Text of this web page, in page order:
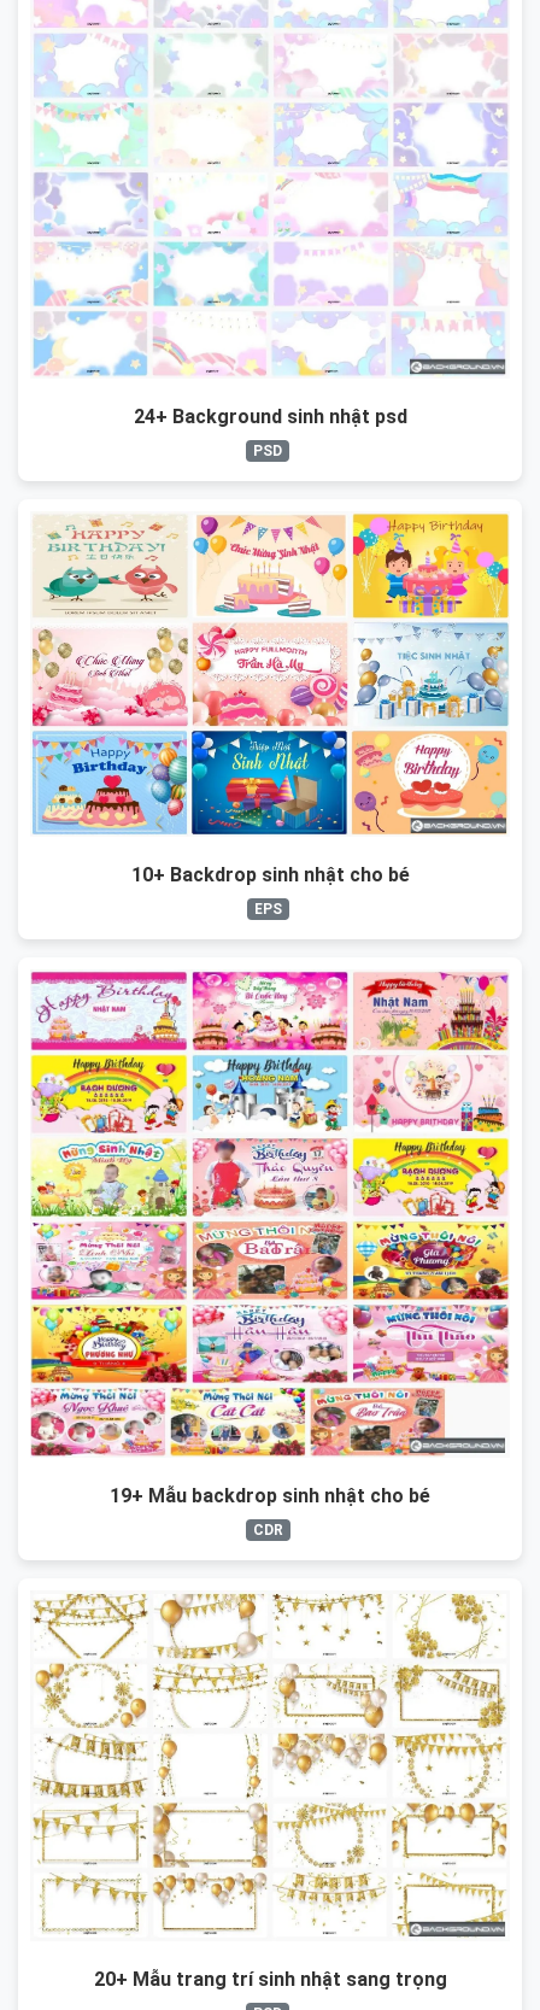
24+ Background sinh nhật psd
PSD
10+ Backdrop sinh nhật cho bé
EPS
19+ Mẫu backdrop sinh nhật cho bé
CDR
20+ Mẫu trang trí sinh nhật sang trọng